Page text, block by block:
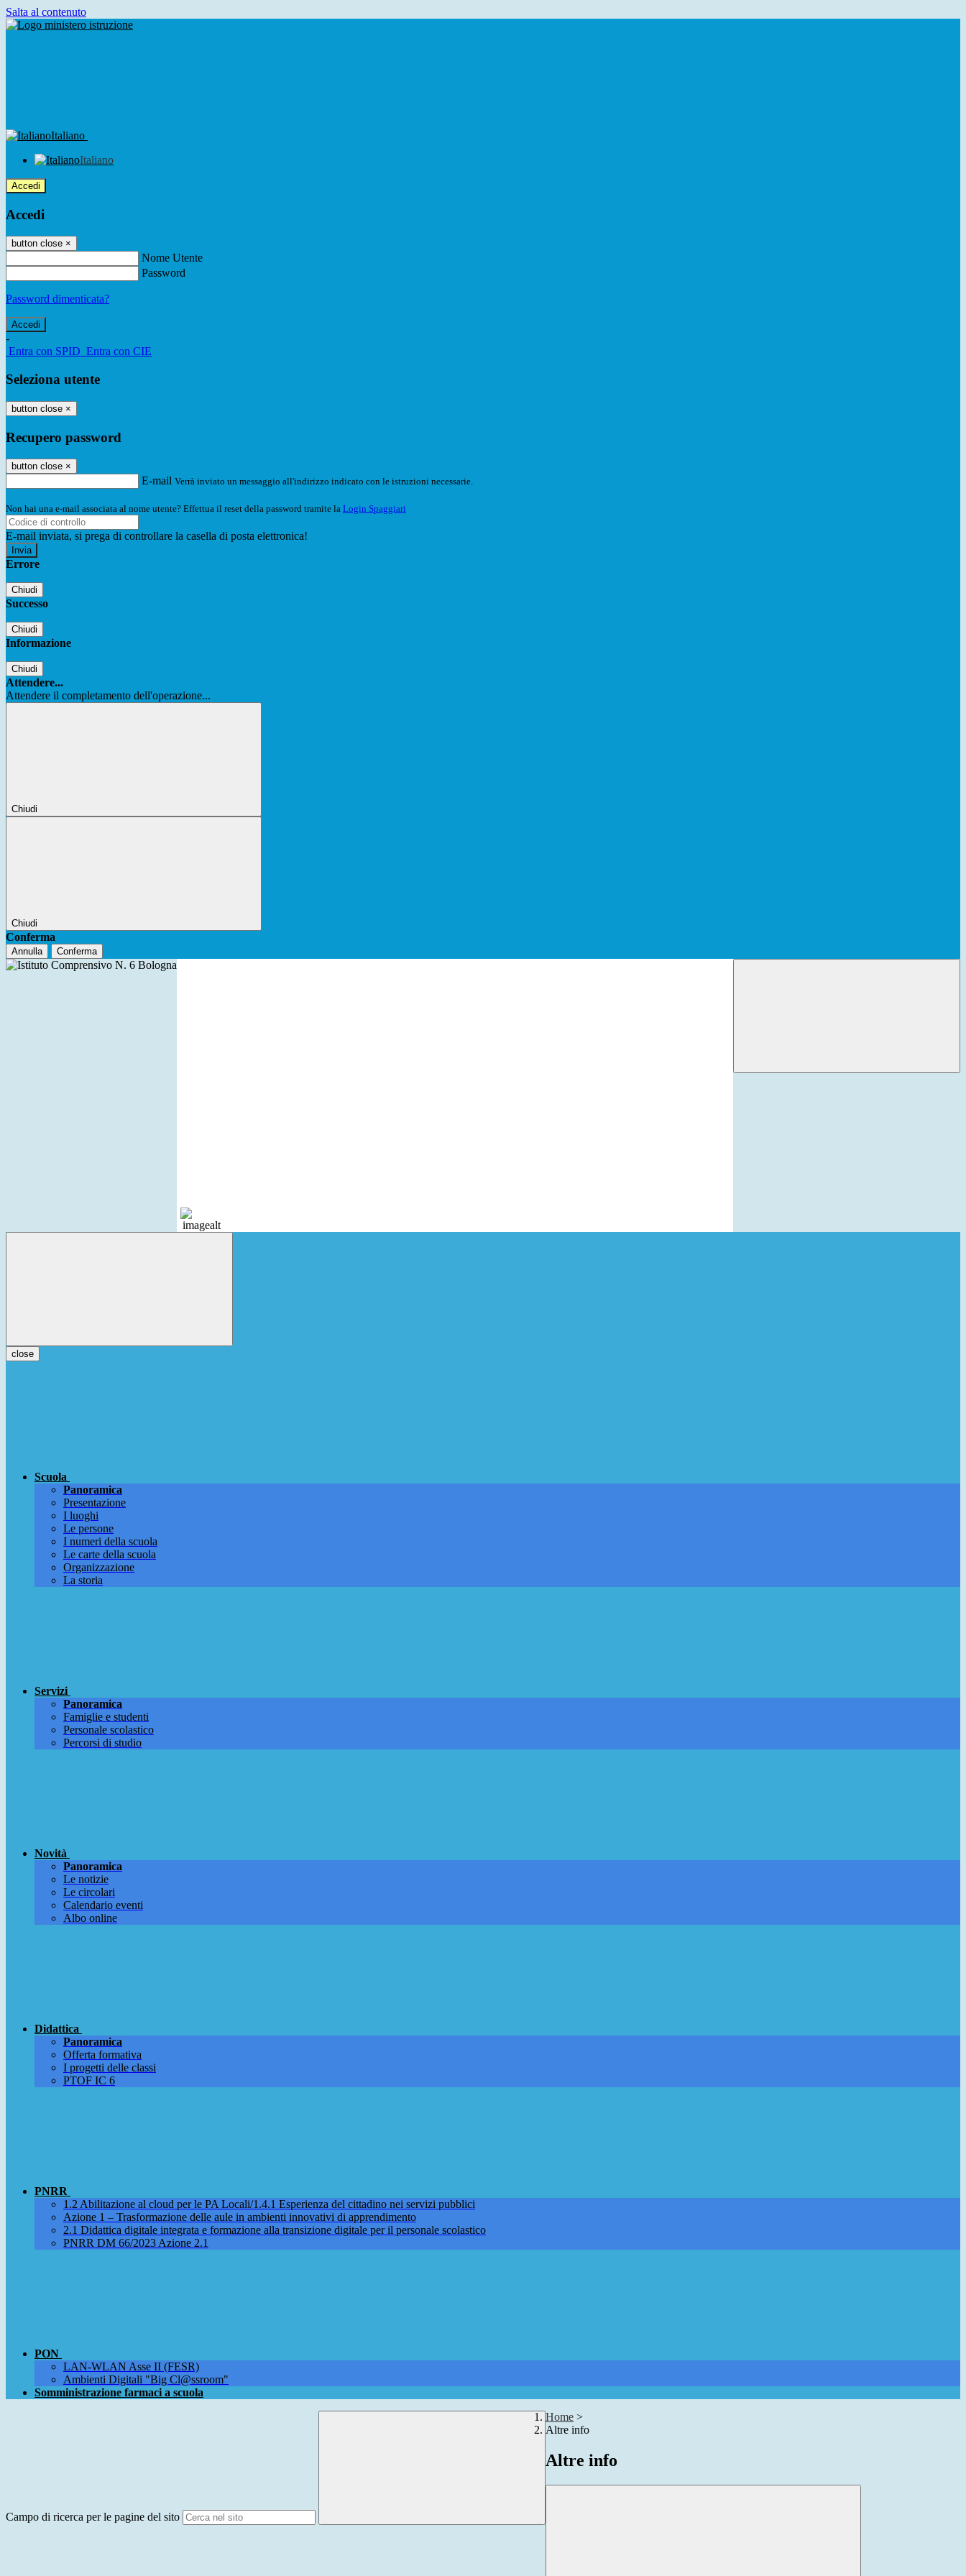
Salta al contenuto
Italiano
Italiano
Accedi
Accedi
button close ×
Nome Utente
Password
Password dimenticata?
-
Entra con SPID Entra con CIE
Seleziona utente
button close ×
Recupero password
button close ×
E-mail Verrà inviato un messaggio all'indirizzo indicato con le istruzioni necessarie.
Non hai una e-mail associata al nome utente? Effettua il reset della password tramite la Login Spaggiari
E-mail inviata, si prega di controllare la casella di posta elettronica!
Errore
Chiudi
Successo
Chiudi
Informazione
Chiudi
Attendere...
Attendere il completamento dell'operazione...
Chiudi
Chiudi
Conferma
Annulla Conferma
close
Scuola
Panoramica
Presentazione
I luoghi
Le persone
I numeri della scuola
Le carte della scuola
Organizzazione
La storia
Servizi
Panoramica
Famiglie e studenti
Personale scolastico
Percorsi di studio
Novità
Panoramica
Le notizie
Le circolari
Calendario eventi
Albo online
Didattica
Panoramica
Offerta formativa
I progetti delle classi
PTOF IC 6
PNRR
1.2 Abilitazione al cloud per le PA Locali/1.4.1 Esperienza del cittadino nei servizi pubblici
Azione 1 – Trasformazione delle aule in ambienti innovativi di apprendimento
2.1 Didattica digitale integrata e formazione alla transizione digitale per il personale scolastico
PNRR DM 66/2023 Azione 2.1
PON
LAN-WLAN Asse II (FESR)
Ambienti Digitali "Big Cl@ssroom"
Somministrazione farmaci a scuola
Campo di ricerca per le pagine del sito
Home >
Altre info
Altre info